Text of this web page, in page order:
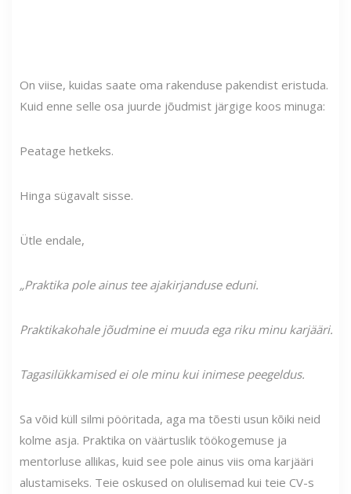
On viise, kuidas saate oma rakenduse pakendist eristuda.
Kuid enne selle osa juurde jõudmist järgige koos minuga:
Peatage hetkeks.
Hinga sügavalt sisse.
Ütle endale,
„Praktika pole ainus tee ajakirjanduse eduni.
Praktikakohale jõudmine ei muuda ega riku minu karjääri.
Tagasilükkamised ei ole minu kui inimese peegeldus.
Sa võid küll silmi pööritada, aga ma tõesti usun kõiki neid
kolme asja. Praktika on väärtuslik töökogemuse ja
mentorluse allikas, kuid see pole ainus viis oma karjääri
alustamiseks. Teie oskused on olulisemad kui teie CV-s